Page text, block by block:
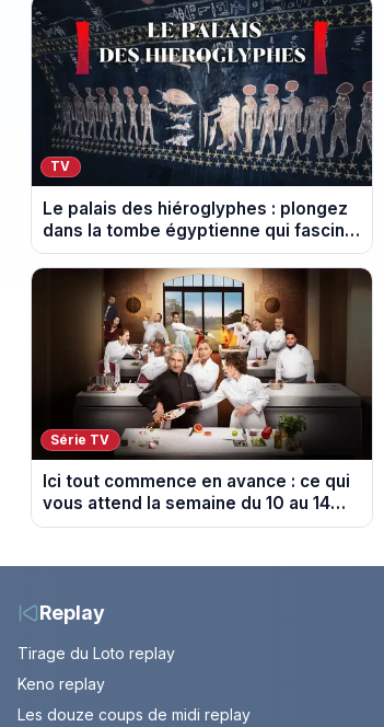
TV
Le palais des hiéroglyphes : plongez
dans la tombe égyptienne qui fascine
les archéologues
Série TV
Ici tout commence en avance : ce qui
vous attend la semaine du 10 au 14
août 2026 (spoiler)
Replay
Tirage du Loto replay
Keno replay
Les douze coups de midi replay